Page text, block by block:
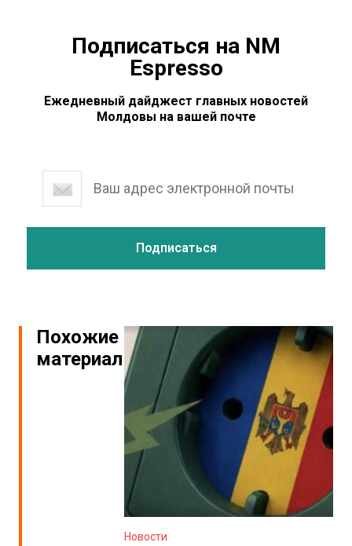
Подписаться на NM
Espresso
Ежедневный дайджест главных новостей
Молдовы на вашей почте
Похожие
материалы
Новости